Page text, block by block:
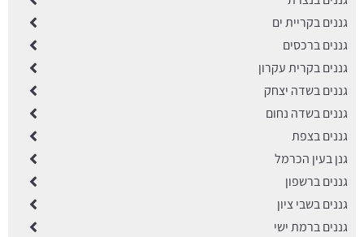
גננים בקריית ים
גננים ברכסים
גננים בקרית עקרון
גננים בשדה יצחק
גננים בשדה נחום
גננים בצפת
גנן בעין הכרמל
גננים ברשפון
גננים בשבי ציון
גננים ברמת ישי